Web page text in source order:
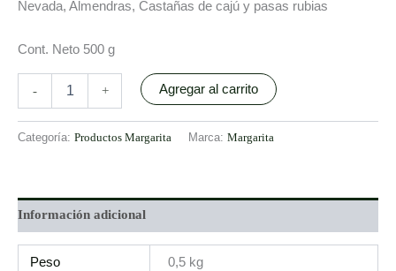
Nevada, Almendras, Castañas de cajú y pasas rubias
Cont. Neto 500 g
- + Agregar al carrito
Categoría: Productos Margarita Marca: Margarita
Información adicional
Peso 0,5 kg